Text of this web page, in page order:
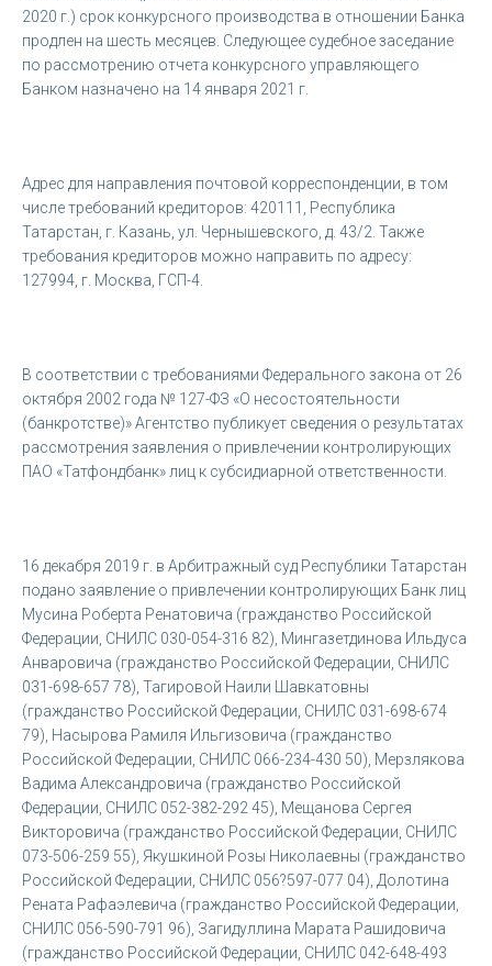
2020 г.) срок конкурсного производства в отношении Банка
продлен на шесть месяцев. Следующее судебное заседание
по рассмотрению отчета конкурсного управляющего
Банком назначено на 14 января 2021 г.
Адрес для направления почтовой корреспонденции, в том
числе требований кредиторов: 420111, Республика
Татарстан, г. Казань, ул. Чернышевского, д. 43/2. Также
требования кредиторов можно направить по адресу:
127994, г. Москва, ГСП-4.
В соответствии с требованиями Федерального закона от 26
октября 2002 года № 127-ФЗ «О несостоятельности
(банкротстве)» Агентство публикует сведения о результатах
рассмотрения заявления о привлечении контролирующих
ПАО «Татфондбанк» лиц к субсидиарной ответственности.
16 декабря 2019 г. в Арбитражный суд Республики Татарстан
подано заявление о привлечении контролирующих Банк лиц
Мусина Роберта Ренатовича (гражданство Российской
Федерации, СНИЛС 030-054-316 82), Мингазетдинова Ильдуса
Анваровича (гражданство Российской Федерации, СНИЛС
031-698-657 78), Тагировой Наили Шавкатовны
(гражданство Российской Федерации, СНИЛС 031-698-674
79), Насырова Рамиля Ильгизовича (гражданство
Российской Федерации, СНИЛС 066-234-430 50), Мерзлякова
Вадима Александровича (гражданство Российской
Федерации, СНИЛС 052-382-292 45), Мещанова Сергея
Викторовича (гражданство Российской Федерации, СНИЛС
073-506-259 55), Якушкиной Розы Николаевны (гражданство
Российской Федерации, СНИЛС 056?597-077 04), Долотина
Рената Рафаэлевича (гражданство Российской Федерации,
СНИЛС 056-590-791 96), Загидуллина Марата Рашидовича
(гражданство Российской Федерации, СНИЛС 042-648-493